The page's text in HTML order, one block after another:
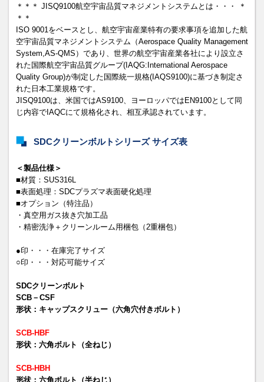
＊＊＊ JISQ9100航空宇宙品質マネジメントシステムとは・・・ ＊
＊＊
ISO 9001をベースとし、航空宇宙産業特有の要求事項を追加した航
空宇宙品質マネジメントシステム（Aerospace Quality Management
System,AS-QMS）であり、世界の航空宇宙産業各社により設立さ
れた国際航空宇宙品質グループ(IAQG:International Aerospace
Quality Group)が制定した国際統一規格(IAQS9100)に基づき制定さ
れた日本工業規格です。
JISQ9100は、米国ではAS9100、ヨーロッパではEN9100として同
じ内容でIAQCにて規格化され、相互承認されています。
SDCクリーンボルトシリーズ サイズ表
＜製品仕様＞
■材質：SUS316L
■表面処理：SDCプラズマ表面硬化処理
■オプション（特注品）
・真空用ガス抜き穴加工品
・精密洗浄＋クリーンルーム用梱包（2重梱包）
●印・・・在庫完了サイズ
○印・・・対応可能サイズ
SDCクリーンボルト
SCB－CSF
形状：キャップスクリュー（六角穴付きボルト）
SCB-HBF
形状：六角ボルト（全ねじ）
SCB-HBH
形状：六角ボルト（半ねじ）